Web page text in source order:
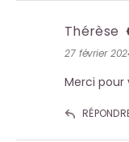
Thérèse
27 février
Merci pour